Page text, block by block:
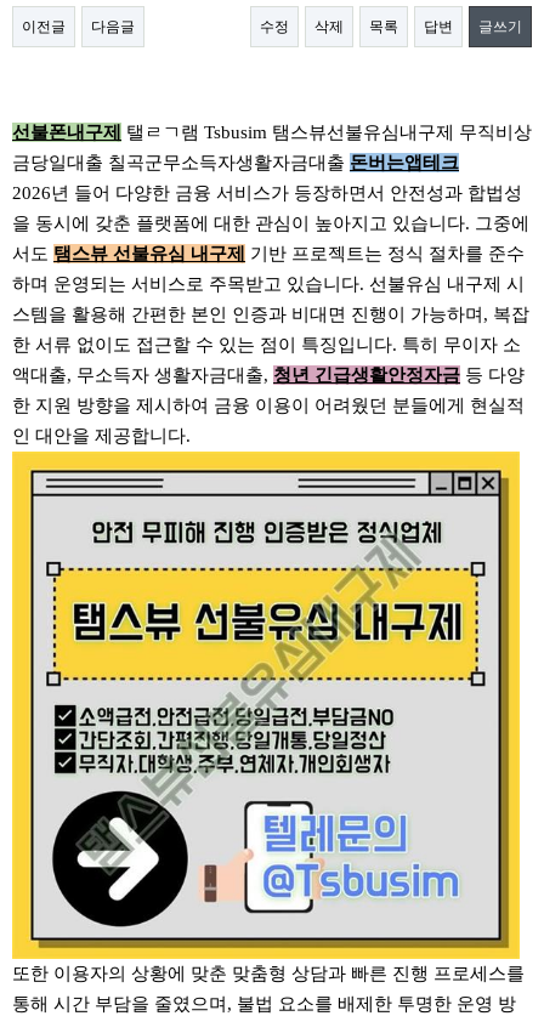
이전글 다음글 수정 삭제 목록 답변 글쓰기
선불폰내구제
탤ㄹㄱ램 Tsbusim 탬스뷰선불유심내구제 무직비상
금당일대출 칠곡군무소득자생활자금대출 돈버는앱테크
2026년 들어 다양한 금융 서비스가 등장하면서 안전성과 합법성
을 동시에 갖춘 플랫폼에 대한 관심이 높아지고 있습니다. 그중에
서도 탬스뷰 선불유심 내구제
기반 프로젝트는 정식 절차를 준수
하며 운영되는 서비스로 주목받고 있습니다. 선불유심 내구제 시
스템을 활용해 간편한 본인 인증과 비대면 진행이 가능하며, 복잡
한 서류 없이도 접근할 수 있는 점이 특징입니다. 특히 무이자 소
액대출, 무소득자 생활자금대출, 청년 긴급생활안정자금 등 다양
한 지원 방향을 제시하여 금융 이용이 어려웠던 분들에게 현실적
인 대안을 제공합니다.
또한 이용자의 상황에 맞춘 맞춤형 상담과 빠른 진행 프로세스를
통해 시간 부담을 줄였으며, 불법 요소를 배제한 투명한 운영 방